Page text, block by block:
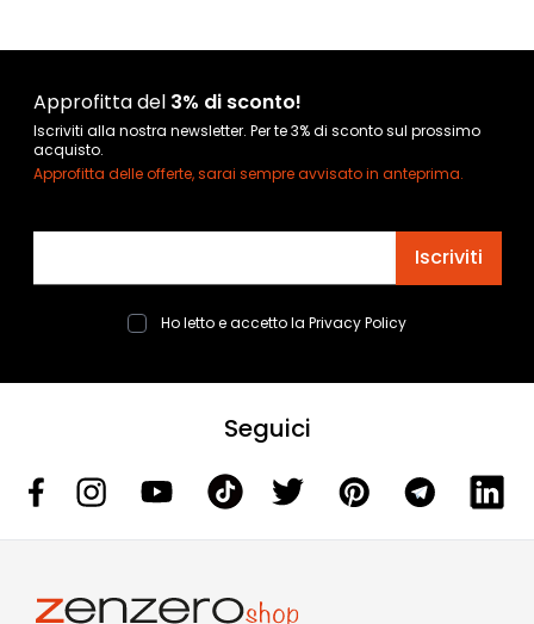
Approfitta del 3% di sconto!
Iscriviti alla nostra newsletter. Per te 3% di sconto sul prossimo
acquisto.
Approfitta delle offerte, sarai sempre avvisato in anteprima.
Iscriviti
Ho letto e accetto la Privacy Policy
Seguici